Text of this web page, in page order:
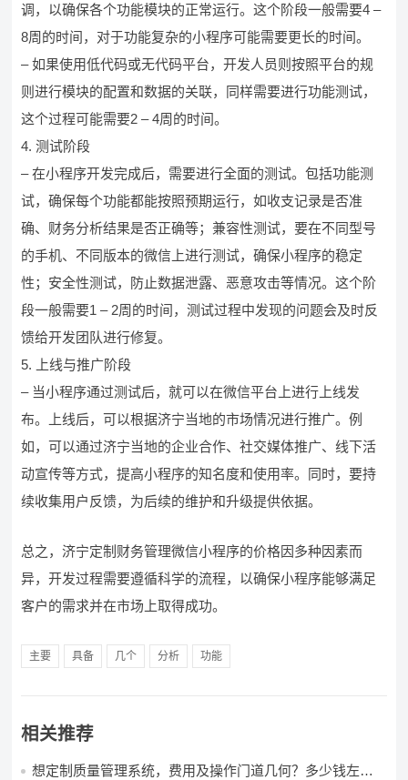
调，以确保各个功能模块的正常运行。这个阶段一般需要4 –
8周的时间，对于功能复杂的小程序可能需要更长的时间。
– 如果使用低代码或无代码平台，开发人员则按照平台的规
则进行模块的配置和数据的关联，同样需要进行功能测试，
这个过程可能需要2 – 4周的时间。
4. 测试阶段
– 在小程序开发完成后，需要进行全面的测试。包括功能测
试，确保每个功能都能按照预期运行，如收支记录是否准
确、财务分析结果是否正确等；兼容性测试，要在不同型号
的手机、不同版本的微信上进行测试，确保小程序的稳定
性；安全性测试，防止数据泄露、恶意攻击等情况。这个阶
段一般需要1 – 2周的时间，测试过程中发现的问题会及时反
馈给开发团队进行修复。
5. 上线与推广阶段
– 当小程序通过测试后，就可以在微信平台上进行上线发
布。上线后，可以根据济宁当地的市场情况进行推广。例
如，可以通过济宁当地的企业合作、社交媒体推广、线下活
动宣传等方式，提高小程序的知名度和使用率。同时，要持
续收集用户反馈，为后续的维护和升级提供依据。
总之，济宁定制财务管理微信小程序的价格因多种因素而
异，开发过程需要遵循科学的流程，以确保小程序能够满足
客户的需求并在市场上取得成功。
主要 具备 几个 分析 功能
相关推荐
想定制质量管理系统，费用及操作门道几何？多少钱左右